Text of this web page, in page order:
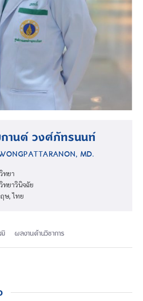
นต์ วงศ์ภัทรนนท์
MD.
ทยา
ทยาวินิจฉัย
ษ, ไทย
ผลงานด้านวิชาการ